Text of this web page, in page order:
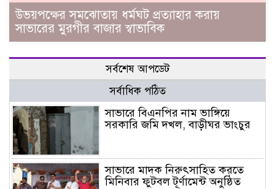
উভয়পক্ষের সমঝোতায় ধর্মঘট প্রত্যাহার করায়
সাভারের মুরগীর বাজার স্বাভাবিক
সর্বশেষ আপডেট
সর্বাধিক পঠিত
সাভারে বিএনপির নাম ভাঙ্গিয়ে
সরকারি জমি দখল, বাড়ীঘর ভাংচুর
সাভারে মাদক নিরুৎসাহিত করতে
মিনিবার ফুটবল টূর্ণামেন্ট অনুষ্ঠিত